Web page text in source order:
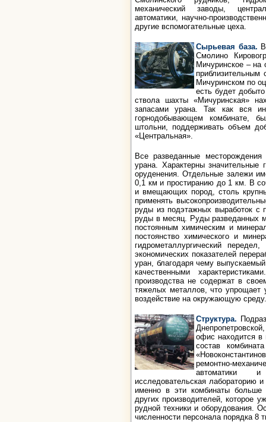
механический заводы,
автоматики, научно-
другие вспомогательные цеха.
Сырьевая база.
Смолино
Мичуринское – на
Мичуринском по
есть будет
ствола шахты «Мичуринская»
запасами урана. Так как вся
горнодобывающем комбинате,
штольни, поддерживать объем
«Центральная».
Все разведанные
урана. Характерны значительные
оруденения. Отдельные залежи
0,1 км и простиранию до 1 км. В
и вмещающих пород, столь
применять
руды из подэтажных выработок с
руды в месяц. Руды разведанных
постоянным химическим и
постоянство химического и
гидрометаллургический
экономических показателей
уран, благодаря чему
качественными
производства не содержат в
тяжелых металлов, что упрощает
воздействие на окружающую среду.
Структура.
офис находится в
состав
ремонтно-
автоматики и
исследовательская лабораторию
именно в эти комбинаты больше
других производителей, которое
рудной техники и оборудования.
численности персонала порядка 8